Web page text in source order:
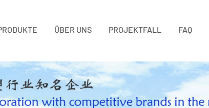
ÜBER UNS PROJEKTFALL FAQ